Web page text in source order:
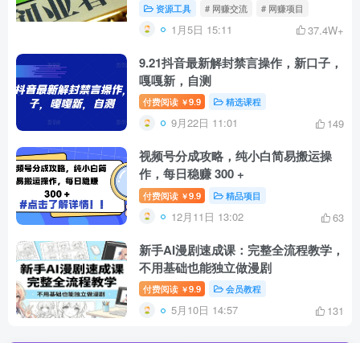
资源工具 # 网赚交流 # 网赚项目
1月5日 15:11 37.4W+
9.21抖音最新解封禁言操作，新口子，
嘎嘎新，自测
付费阅读 ￥9.9 精选课程
9月22日 11:01 149
视频号分成攻略，纯小白简易搬运操
作，每日稳赚 300 +
付费阅读 ￥9.9 精品项目
12月11日 13:02 63
新手AI漫剧速成课：完整全流程教学，
不用基础也能独立做漫剧
付费阅读 ￥9.9 会员教程
5月10日 14:57 131